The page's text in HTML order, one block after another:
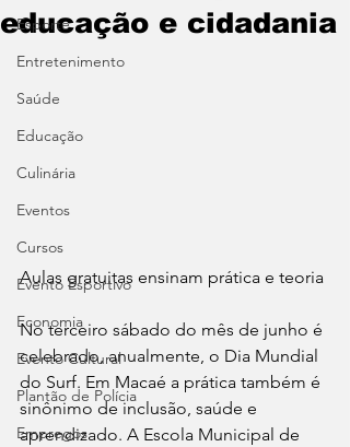
Esporte
Entretenimento
Saúde
Educação
Culinária
Eventos
Cursos
Evento Esportivo
Economia
Evento Cultural
Plantão de Polícia
Empregos
educação e cidadania
Aulas gratuitas ensinam prática e teoria
No terceiro sábado do mês de junho é
celebrado, anualmente, o Dia Mundial
do Surf. Em Macaé a prática também é
sinônimo de inclusão, saúde e
aprendizado. A Escola Municipal de